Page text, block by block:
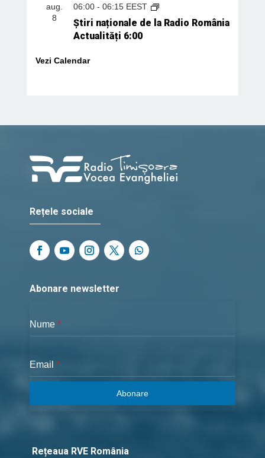
aug.
8
06:00- 06:15 EEST
Știri naționale de la Radio România
Actualități 6:00
Vezi Calendar
Rețele sociale
Abonare newsletter
Nume *
Email *
Abonare
Rețeaua RVE România